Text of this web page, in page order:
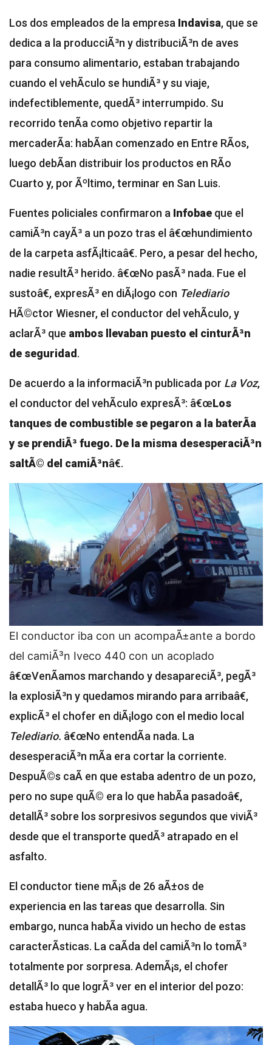
Los dos empleados de la empresa Indavisa, que se
dedica a la producciÃ³n y distribuciÃ³n de aves
para consumo alimentario, estaban trabajando
cuando el vehÃ­culo se hundiÃ³ y su viaje,
indefectiblemente, quedÃ³ interrumpido. Su
recorrido tenÃ­a como objetivo repartir la
mercaderÃ­a: habÃ­an comenzado en Entre RÃ­os,
luego debÃ­an distribuir los productos en RÃ­o
Cuarto y, por Ãºltimo, terminar en San Luis.
Fuentes policiales confirmaron a Infobae que el
camiÃ³n cayÃ³ a un pozo tras el â€œhundimiento
de la carpeta asfÃ¡lticaâ€. Pero, a pesar del hecho,
nadie resultÃ³ herido. â€œNo pasÃ³ nada. Fue el
sustoâ€, expresÃ³ en diÃ¡logo con Telediario
HÃ©ctor Wiesner, el conductor del vehÃ­culo, y
aclarÃ³ que ambos llevaban puesto el cinturÃ³n
de seguridad .
De acuerdo a la informaciÃ³n publicada por La Voz,
el conductor del vehÃ­culo expresÃ³: â€œLos
tanques de combustible se pegaron a la baterÃ­a
y se prendiÃ³ fuego. De la misma desesperaciÃ³n
saltÃ© del camiÃ³nâ€.
El conductor iba con un acompaÃ±ante a bordo
del camiÃ³n Iveco 440 con un acoplado
â€œVenÃ­amos marchando y desapareciÃ³, pegÃ³
la explosiÃ³n y quedamos mirando para arribaâ€,
explicÃ³ el chofer en diÃ¡logo con el medio local
Telediario. â€œNo entendÃ­a nada. La
desesperaciÃ³n mÃ­a era cortar la corriente.
DespuÃ©s caÃ­ en que estaba adentro de un pozo,
pero no supe quÃ© era lo que habÃ­a pasadoâ€,
detallÃ³ sobre los sorpresivos segundos que viviÃ³
desde que el transporte quedÃ³ atrapado en el
asfalto.
El conductor tiene mÃ¡s de 26 aÃ±os de
experiencia en las tareas que desarrolla. Sin
embargo, nunca habÃ­a vivido un hecho de estas
caracterÃ­sticas. La caÃ­da del camiÃ³n lo tomÃ³
totalmente por sorpresa. AdemÃ¡s, el chofer
detallÃ³ lo que logrÃ³ ver en el interior del pozo:
estaba hueco y habÃ­a agua.